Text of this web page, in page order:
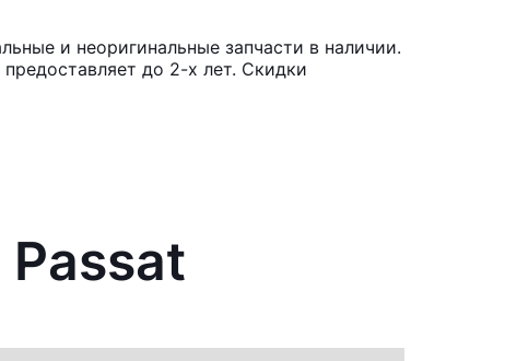
и неоригинальные запчасти в наличии.
до 2-х лет. Скидки